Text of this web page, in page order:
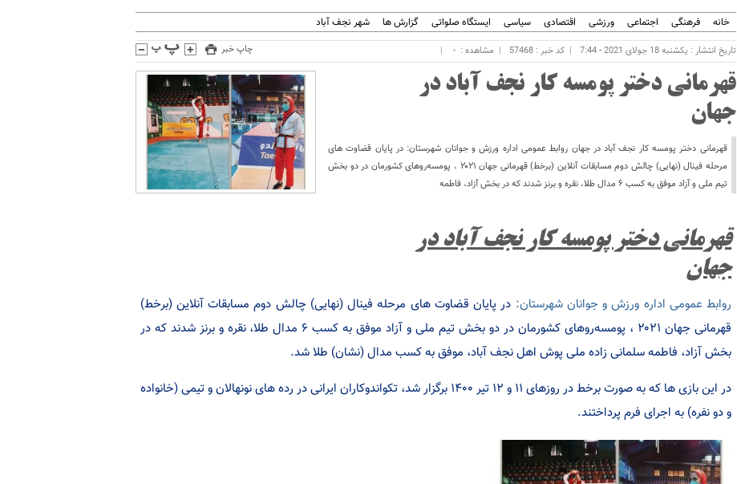
خانه فرهنگی اجتماعی ورزشی اقتصادی سیاسی ایستگاه صلواتی گزارش ها شهر نجف آباد
تاریخ انتشار : یکشنبه 18 جولای 2021 - 7:44 کد خبر : 57468 مشاهده : - چاپ خبر
قهرمانی دختر پومسه کار نجف آباد در
جهان
قهرمانی دختر پومسه کار نجف آباد در جهان روابط عمومی اداره ورزش و جوانان شهرستان: در پایان قضاوت های
مرحله فینال (نهایی) چالش دوم مسابقات آنلاین (برخط) قهرمانی جهان ۲۰۲۱ ، پومسه‌روهای کشورمان در دو بخش
تیم ملی و آزاد موفق به کسب ۶ مدال طلا، نقره و برنز شدند که در بخش آزاد، فاطمه
قهرمانی دختر پومسه کار نجف آباد در
جهان
روابط عمومی اداره ورزش و جوانان شهرستان: در پایان قضاوت های مرحله فینال (نهایی) چالش دوم مسابقات آنلاین (برخط)
قهرمانی جهان ۲۰۲۱ ، پومسه‌روهای کشورمان در دو بخش تیم ملی و آزاد موفق به کسب ۶ مدال طلا، نقره و برنز شدند که در
بخش آزاد، فاطمه سلمانی زاده ملی پوش اهل نجف آباد، موفق به کسب مدال (نشان) طلا شد.
در این بازی ها که به صورت برخط در روزهای ۱۱ و ۱۲ تیر ۱۴۰۰ برگزار شد، تکواندوکاران ایرانی در رده های نونهالان و تیمی (خانواده
و دو نفره) به اجرای فرم پرداختند.